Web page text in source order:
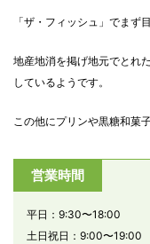
「ザ・フィッシュ」でまず
地産地消を掲げ地元でとれ
しているようです。
この他にプリンや黒糖和菓
営業時間
平日：9:30〜18:00
土日祝日：9:00〜19:00